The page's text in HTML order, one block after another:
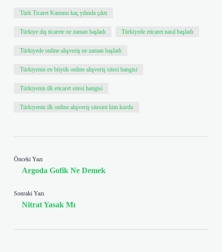
Türk Ticaret Kanunu kaç yılında çıktı
Türkiye dış ticarete ne zaman başladı Türkiyede eticaret nasıl başladı
Türkiyede online alışveriş ne zaman başladı
Türkiyenin en büyük online alışveriş sitesi hangisi
Türkiyenin ilk eticaret sitesi hangisi
Türkiyenin ilk online alışveriş sitesini kim kurdu
Önceki Yazı
Argoda Gofik Ne Demek
Sonraki Yazı
Nitrat Yasak Mı